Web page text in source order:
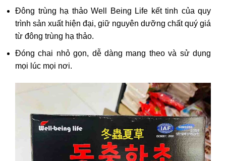
Đông trùng hạ thảo Well Being Life kết tinh của quy
trình sản xuất hiện đại, giữ nguyên dưỡng chất quý giá
từ đông trùng hạ thảo.
Đóng chai nhỏ gọn, dễ dàng mang theo và sử dụng
mọi lúc mọi nơi.